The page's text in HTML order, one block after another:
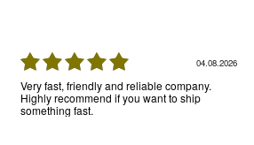
04.08.2026
Very fast, friendly and reliable company.
Highly recommend if you want to ship
something fast.